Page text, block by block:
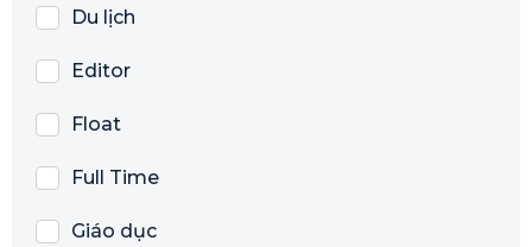
Du lịch
Editor
Float
Full Time
Giáo dục